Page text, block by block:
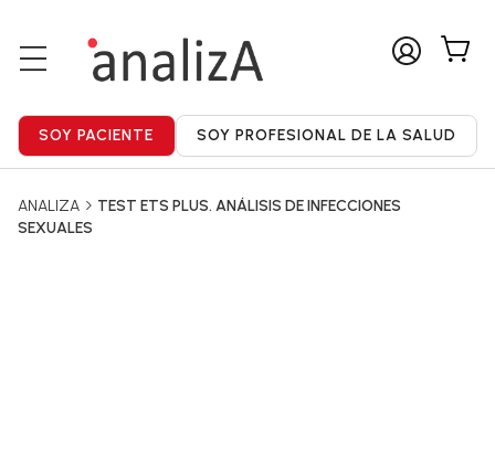
ANALIZA
TEST ETS PLUS. ANÁLISIS DE INFECCIONES
SEXUALES